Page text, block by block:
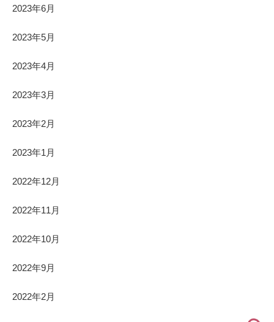
2023年6月
2023年5月
2023年4月
2023年3月
2023年2月
2023年1月
2022年12月
2022年11月
2022年10月
2022年9月
2022年2月